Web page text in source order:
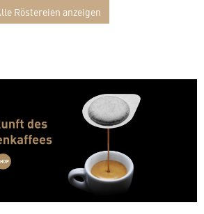
Röstereien anzeigen